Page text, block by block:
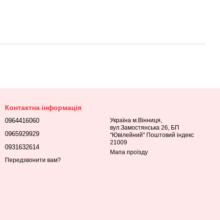
Контактна інформація
0964416060
0965929929
0931632614
Передзвонити вам?
Україна м.Вінниця,
вул.Замостянська 26, БП
"Ювілейний" Поштовий індекс
21009
Мапа проїзду